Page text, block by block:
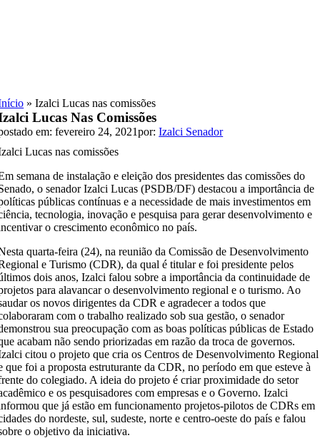
»Izalci Lucas nas comissões
Lucas Nas Comissões
em: fevereiro 24, 2021por:Izalci Senador
Lucas nas comissões
semana de instalação e eleição dos presidentes das comissões do
o senador Izalci Lucas (PSDB/DF) destacou a importância de
públicas contínuas e a necessidade de mais investimentos em
tecnologia, inovação e pesquisa para gerar desenvolvimento e
o crescimento econômico no país.
quarta-feira (24), na reunião da Comissão de Desenvolvimento
e Turismo (CDR), da qual é titular e foi presidente pelos
dois anos, Izalci falou sobre a importância da continuidade de
para alavancar o desenvolvimento regional e o turismo. Ao
os novos dirigentes da CDR e agradecer a todos que
com o trabalho realizado sob sua gestão, o senador
sua preocupação com as boas políticas públicas de Estado
acabam não sendo priorizadas em razão da troca de governos.
citou o projeto que cria os Centros de Desenvolvimento Regional
que foi a proposta estruturante da CDR, no período em que esteve à
do colegiado. A ideia do projeto é criar proximidade do setor
e os pesquisadores com empresas e o Governo. Izalci
que já estão em funcionamento projetos-pilotos de CDRs em
do nordeste, sul, sudeste, norte e centro-oeste do país e falou
o objetivo da iniciativa.